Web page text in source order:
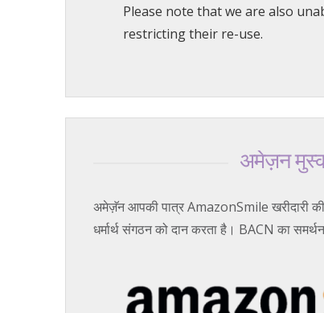
Please note that we are also
restricting their re-use.
अमेज़न
अमेज़ॅन आपकी पात्र AmazonSmile खरीदारी
धर्मार्थ संगठन को दान करता है। BACN का